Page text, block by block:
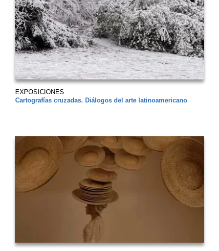
EXPOSICIONES
Cartografías cruzadas. Diálogos del arte latinoamericano